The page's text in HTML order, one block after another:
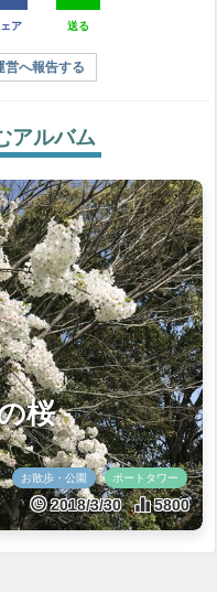
ア 送る
へ報告する
アルバム
桜
お散歩・公園 ポートタワー
2018/3/30 5800